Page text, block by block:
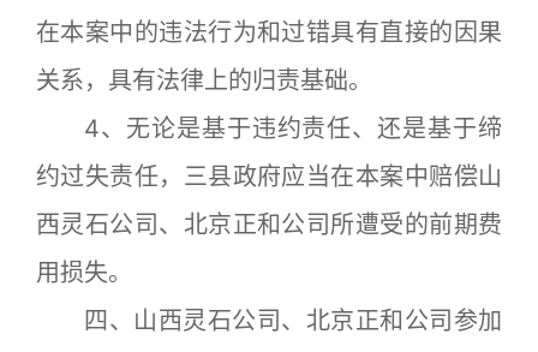
在本案中的违法行为和过错具有直接的因果
关系，具有法律上的归责基础。
4、无论是基于违约责任、还是基于缔
约过失责任，三县政府应当在本案中赔偿山
西灵石公司、北京正和公司所遭受的前期费
用损失。
四、山西灵石公司、北京正和公司参加